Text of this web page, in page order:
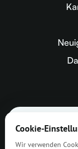
Dres.
Cookie-
Wir verwenden